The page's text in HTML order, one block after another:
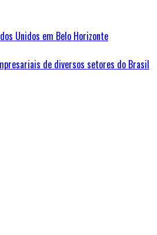
Unidos em Belo Horizonte
de diversos setores do Brasil